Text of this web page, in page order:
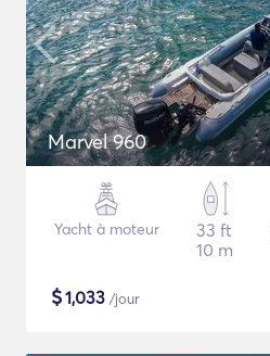
Marvel 960
Yacht à moteur
33 ft
10 m
$1,033 /jour